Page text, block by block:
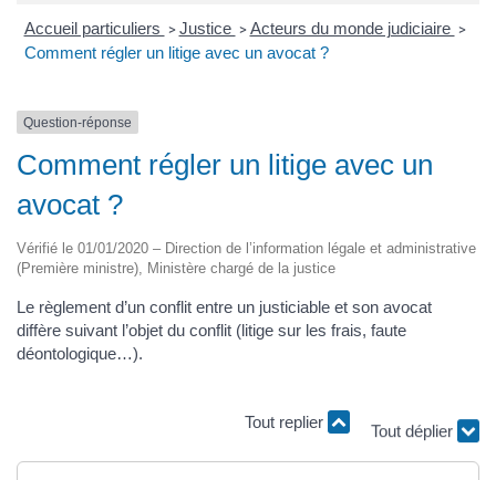
Accueil particuliers > Justice > Acteurs du monde judiciaire >
Comment régler un litige avec un avocat ?
Question-réponse
Comment régler un litige avec un
avocat ?
Vérifié le 01/01/2020 – Direction de l’information légale et administrative
(Première ministre), Ministère chargé de la justice
Le règlement d’un conflit entre un justiciable et son avocat
diffère suivant l’objet du conflit (litige sur les frais, faute
déontologique…).
Tout replier
Tout déplier